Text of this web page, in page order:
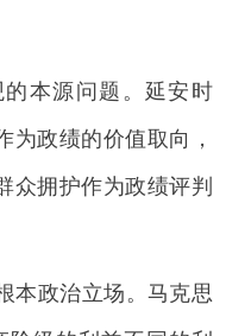
本源问题。延安时
为政绩的价值取向，
众拥护作为政绩评判
本政治立场。马克思